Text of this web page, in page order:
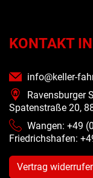
KONTAKT
info@keller-
Ravensburger
Spatenstraße 20,
Wangen: +49
Friedrichshafen:
Vertrag